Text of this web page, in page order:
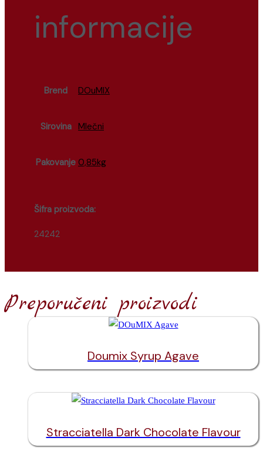
informacije
Brend DOuMIX
Sirovina Mlečni
Pakovanje 0,85kg
Šifra proizvoda:
24242
Preporučeni proizvodi
Doumix Syrup Agave
Stracciatella Dark Chocolate Flavour